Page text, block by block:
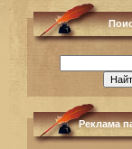
Реклама